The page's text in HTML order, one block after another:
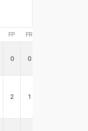
FP FR
0 0
2 1